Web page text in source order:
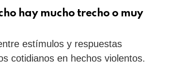
hay mucho trecho o muy
estímulos y respuestas
cotidianos en hechos violentos.